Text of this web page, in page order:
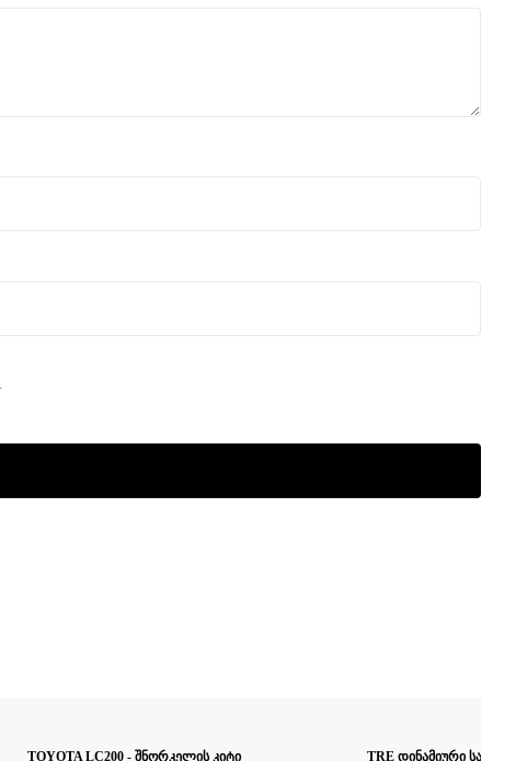
TOYOTA LC200 - შნორკელის კიტი TRE დინამიური